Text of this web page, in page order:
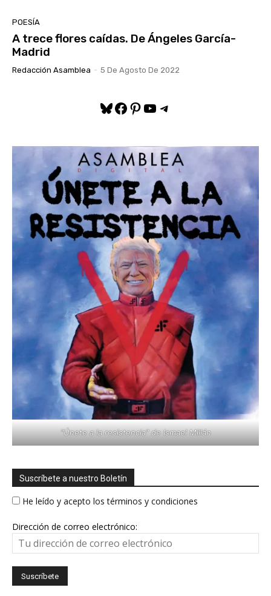
POESÍA
A trece flores caídas. De Ángeles García-
Madrid
Redacción Asamblea - 5 De Agosto De 2022
Bluesky
Facebook
Pinterest
YouTube
Telegram
"Únete a la resistencia" de Ismael Millán
Suscríbete a nuestro Boletín
He leído y acepto los términos y condiciones
Dirección de correo electrónico: